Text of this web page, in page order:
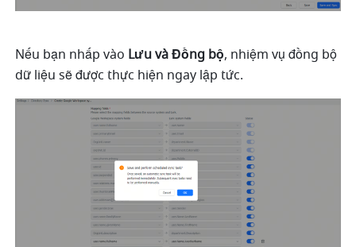
Nếu bạn nhấp vào Lưu và Đồng bộ, nhiệm vụ đồng bộ
dữ liệu sẽ được thực hiện ngay lập tức.